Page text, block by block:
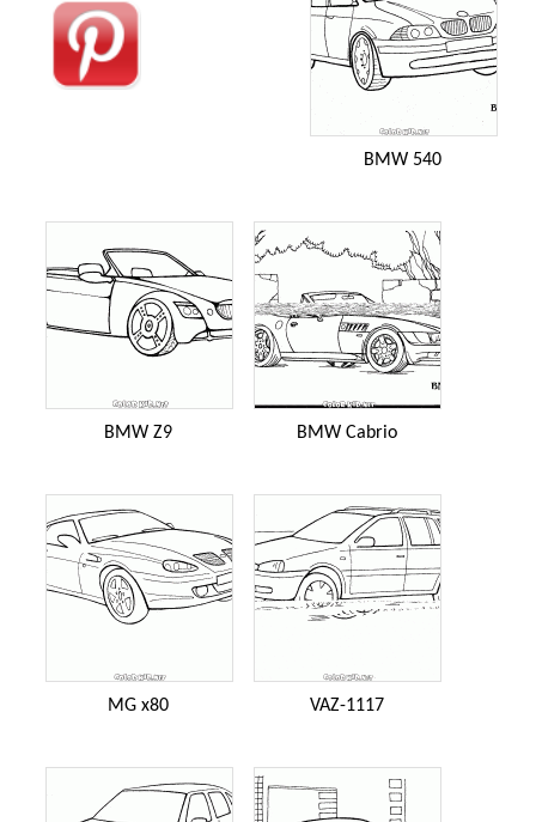
BMW 540
BMW Z9 BMW Cabrio
MG x80 VAZ-1117